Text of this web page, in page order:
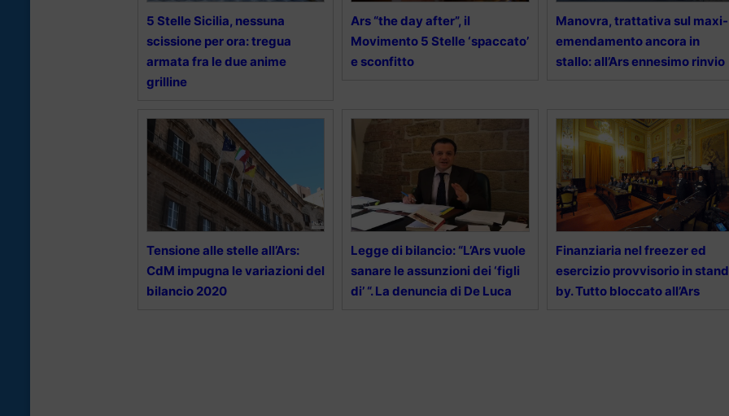
5 Stelle Sicilia, nessuna
scissione per ora: tregua
armata fra le due anime
grilline
Ars “the day after”, il
Movimento 5 Stelle ‘spaccato’
e sconfitto
Manovra, trattativa sul maxi-
emendamento ancora in
stallo: all’Ars ennesimo rinvio
Tensione alle stelle all’Ars:
CdM impugna le variazioni del
bilancio 2020
Legge di bilancio: “L’Ars vuole
sanare le assunzioni dei ‘figli
di’ “. La denuncia di De Luca
Finanziaria nel freezer ed
esercizio provvisorio in stand
by. Tutto bloccato all’Ars